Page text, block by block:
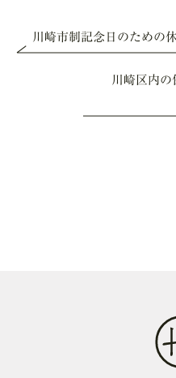
川崎市制記念日のための
川崎区内